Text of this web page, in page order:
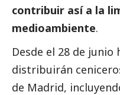
contribuir así a la
medioambiente.
Desde el 28 de junio
distribuirán
de Madrid,